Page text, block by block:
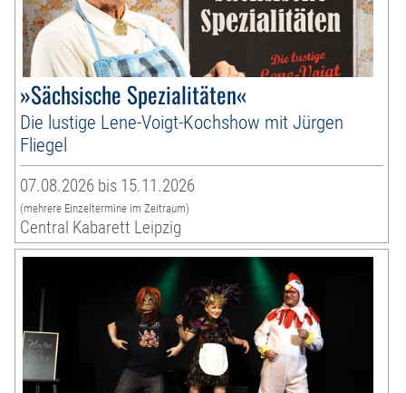
»Sächsische Spezialitäten«
Die lustige Lene-Voigt-Kochshow mit Jürgen
Fliegel
07.08.2026 bis 15.11.2026
(mehrere Einzeltermine im Zeitraum)
Central Kabarett Leipzig